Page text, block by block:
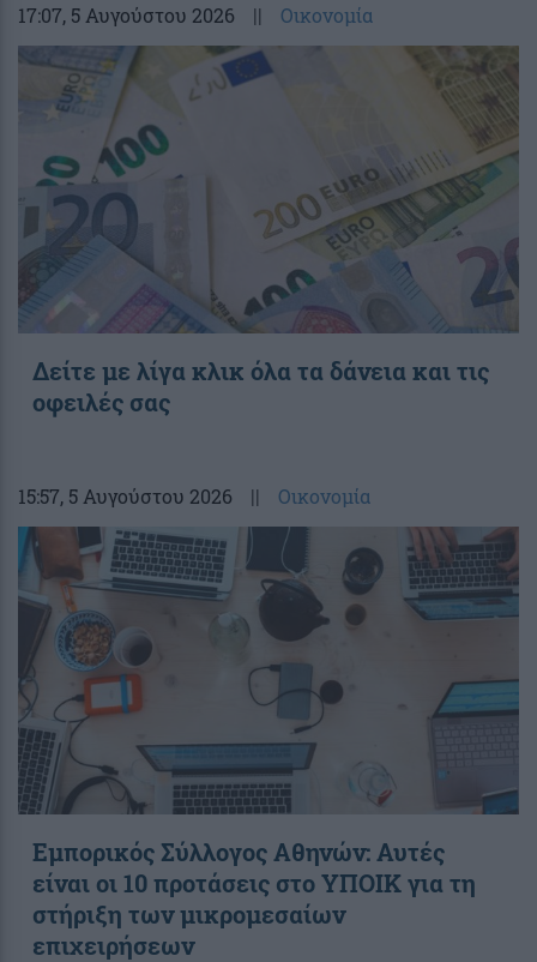
17:07, 5 Αυγούστου 2026 || Οικονομία
Δείτε με λίγα κλικ όλα τα δάνεια και τις
οφειλές σας
15:57, 5 Αυγούστου 2026 || Οικονομία
Εμπορικός Σύλλογος Αθηνών: Αυτές
είναι οι 10 προτάσεις στο ΥΠΟΙΚ για τη
στήριξη των μικρομεσαίων
επιχειρήσεων